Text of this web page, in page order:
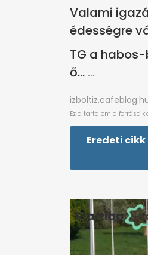
Valami
édességre
TG a
ő...
Eredeti